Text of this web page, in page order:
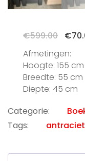
€599.00
was:
€
Afmetingen:
Hoogte: 155 cm
Breedte: 55 cm
Diepte: 45 cm
Categorie:
Tags:
antraciet